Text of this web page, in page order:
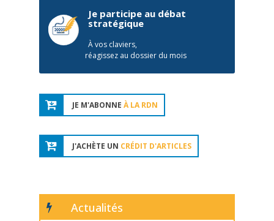
Je participe au débat
stratégique
À vos claviers,
réagissez au dossier du mois
JE M'ABONNE À LA RDN
J'ACHÈTE UN CRÉDIT D'ARTICLES
Actualités